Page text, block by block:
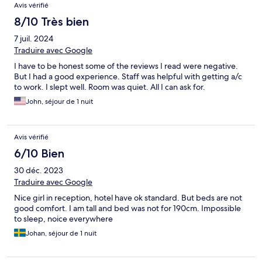
Avis vérifié
8/10 Très bien
7 juil. 2024
Traduire avec Google
I have to be honest some of the reviews I read were negative.
But I had a good experience. Staff was helpful with getting a/c
to work. I slept well. Room was quiet. All I can ask for.
John, séjour de 1 nuit
Avis vérifié
6/10 Bien
30 déc. 2023
Traduire avec Google
Nice girl in reception, hotel have ok standard. But beds are not
good comfort. I am tall and bed was not for 190cm. Impossible
to sleep, noice everywhere
Johan, séjour de 1 nuit